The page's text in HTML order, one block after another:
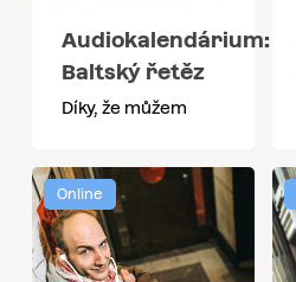
Audiokalendárium:
Baltský řetěz
Díky, že můžem
Online